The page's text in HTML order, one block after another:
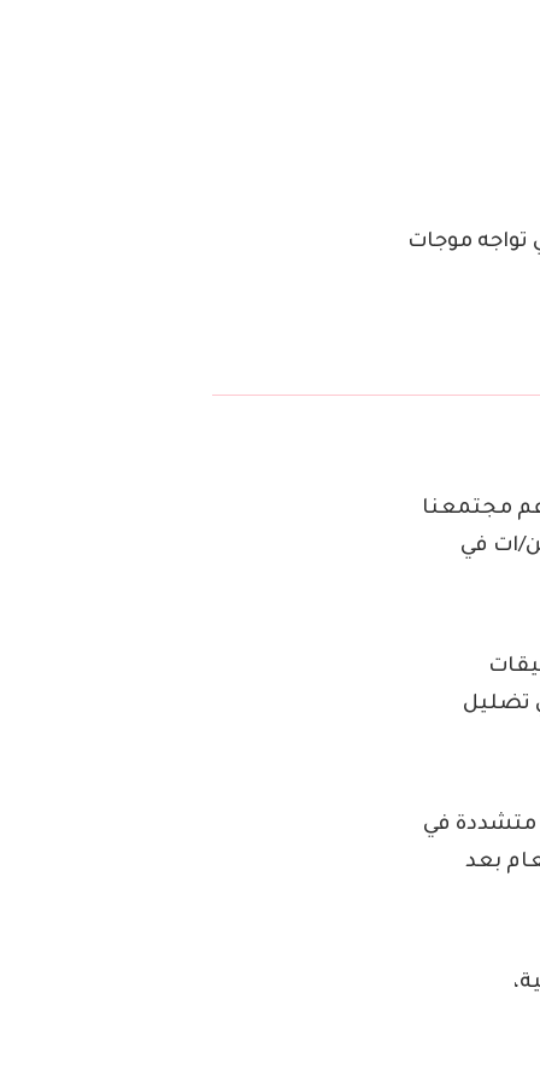
تواجه موجات
مجتمعنا
ات في
تضليل
متشددة في
بعد